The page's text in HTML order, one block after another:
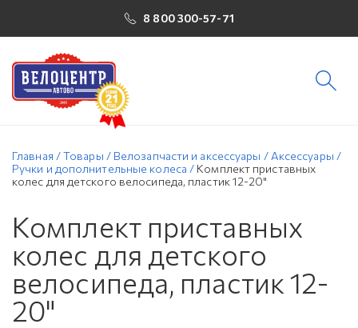
8 800 300-57-71
Главная /Товары / Велозапчасти и аксессуары / Аксессуары /
Ручки и дополнительные колеса / Комплект приставных
колес для детского велосипеда, пластик 12-20"
Комплект приставных
колес для детского
велосипеда, пластик 12-
20"